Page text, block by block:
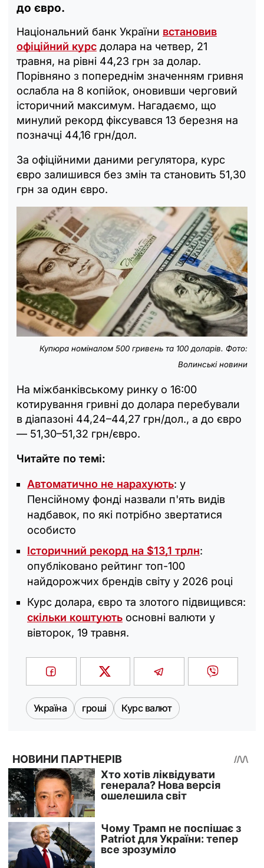
до євро.
Національний банк України встановив
офіційний курс долара на четвер, 21
травня, на рівні 44,23 грн за долар.
Порівняно з попереднім значенням гривня
ослабла на 8 копійок, оновивши черговий
історичний максимум. Нагадаємо, що
минулий рекорд фіксувався 13 березня на
позначці 44,16 грн/дол.
За офіційними даними регулятора, курс
євро залишився без змін та становить 51,30
грн за один євро.
Купюра номіналом 500 гривень та 100 доларів. Фото:
Волинські новини
На міжбанківському ринку о 16:00
котирування гривні до долара перебували
в діапазоні 44,24–44,27 грн/дол., а до євро
— 51,30–51,32 грн/євро.
Читайте по темі:
Автоматично не нарахують: у
Пенсійному фонді назвали п'ять видів
надбавок, по які потрібно звертатися
особисто
Історичний рекорд на $13,1 трлн:
опубліковано рейтинг топ-100
найдорожчих брендів світу у 2026 році
Курс долара, євро та злотого підвищився:
скільки коштують основні валюти у
вівторок, 19 травня.
Україна гроші Курс валют